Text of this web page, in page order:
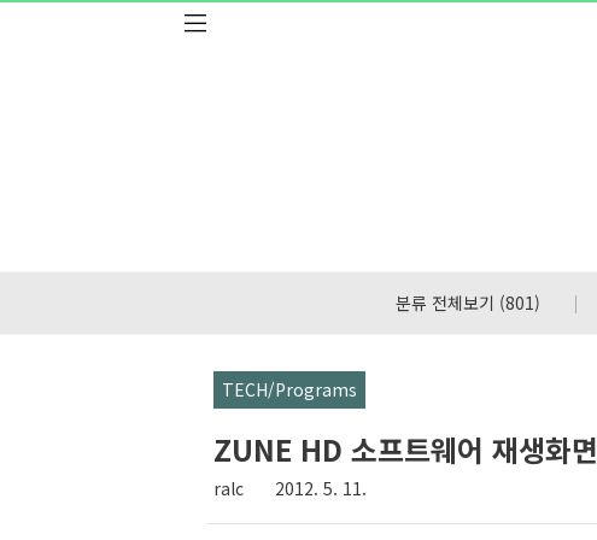
본문 바로가기
분류 전체보기 (801)
TECH/Programs
ZUNE HD 소프트웨어 재생화면
ralc 2012. 5. 11.